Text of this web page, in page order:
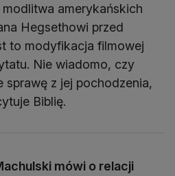
amerykańskich
Hegsethowi przed
to modyfikacja filmowej
Nie wiadomo, czy
sprawę z jej pochodzenia,
Biblię.
mówi o relacji